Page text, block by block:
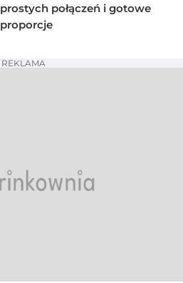
prostych połączeń i gotowe
proporcje
REKLAMA